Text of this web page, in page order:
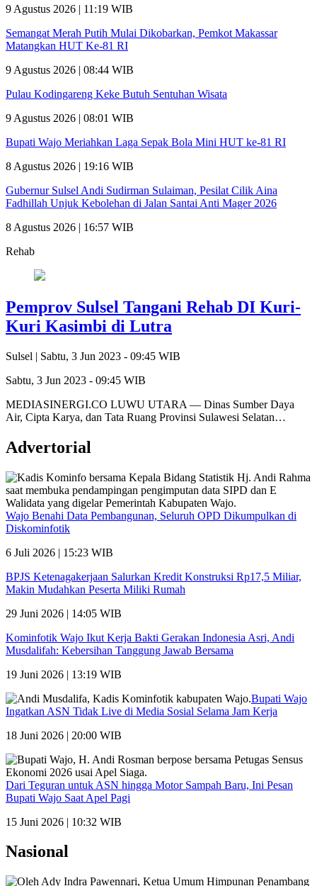
9 Agustus 2026 | 11:19 WIB
Semangat Merah Putih Mulai Dikobarkan, Pemkot Makassar
Matangkan HUT Ke-81 RI
9 Agustus 2026 | 08:44 WIB
Pulau Kodingareng Keke Butuh Sentuhan Wisata
9 Agustus 2026 | 08:01 WIB
Bupati Wajo Meriahkan Laga Sepak Bola Mini HUT ke-81 RI
8 Agustus 2026 | 19:16 WIB
Gubernur Sulsel Andi Sudirman Sulaiman, Pesilat Cilik Aina
Fadhillah Unjuk Kebolehan di Jalan Santai Anti Mager 2026
8 Agustus 2026 | 16:57 WIB
Rehab
Pemprov Sulsel Tangani Rehab DI Kuri-
Kuri Kasimbi di Lutra
Sulsel | Sabtu, 3 Jun 2023 - 09:45 WIB
Sabtu, 3 Jun 2023 - 09:45 WIB
MEDIASINERGI.CO LUWU UTARA — Dinas Sumber Daya
Air, Cipta Karya, dan Tata Ruang Provinsi Sulawesi Selatan…
Advertorial
Wajo Benahi Data Pembangunan, Seluruh OPD Dikumpulkan di
Diskominfotik
6 Juli 2026 | 15:23 WIB
BPJS Ketenagakerjaan Salurkan Kredit Konstruksi Rp17,5 Miliar,
Makin Mudahkan Peserta Miliki Rumah
29 Juni 2026 | 14:05 WIB
Kominfotik Wajo Ikut Kerja Bakti Gerakan Indonesia Asri, Andi
Musdalifah: Kebersihan Tanggung Jawab Bersama
19 Juni 2026 | 13:19 WIB
Bupati Wajo
Ingatkan ASN Tidak Live di Media Sosial Selama Jam Kerja
18 Juni 2026 | 20:00 WIB
Dari Teguran untuk ASN hingga Motor Sampah Baru, Ini Pesan
Bupati Wajo Saat Apel Pagi
15 Juni 2026 | 10:32 WIB
Nasional